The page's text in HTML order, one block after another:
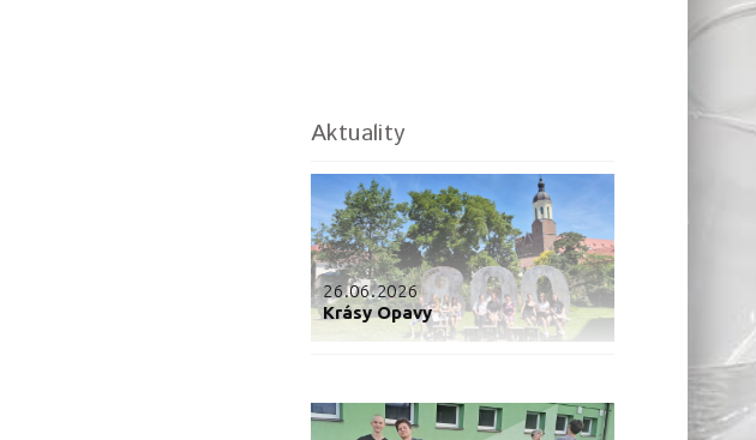
Aktuality
26.06.2026
Krásy Opavy